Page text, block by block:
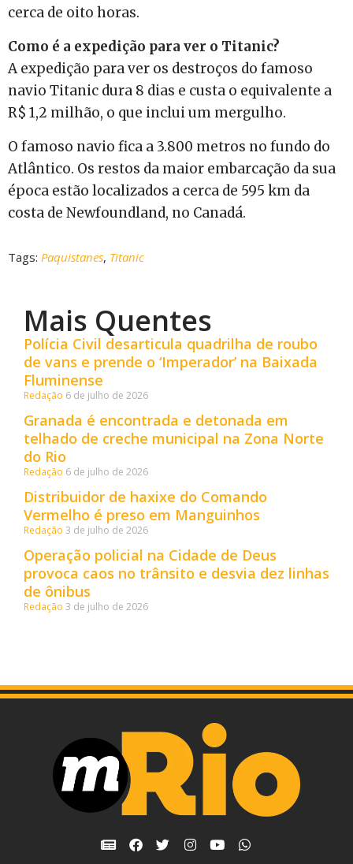
cerca de oito horas.
Como é a expedição para ver o Titanic?
A expedição para ver os destroços do famoso
navio Titanic dura 8 dias e custa o equivalente a
R$ 1,2 milhão, o que inclui um mergulho.
O famoso navio fica a 3.800 metros no fundo do
Atlântico. Os restos da maior embarcação da sua
época estão localizados a cerca de 595 km da
costa de Newfoundland, no Canadá.
Tags: Paquistanes, Titanic
Mais Quentes
Polícia Civil desarticula quadrilha de roubo
de vans e prende o ‘Imperador’ na Baixada
Fluminense
Redação 6 de julho de 2026
Granada é encontrada e detonada em
telhado de creche municipal na Zona Norte
do Rio
Redação 6 de julho de 2026
Distribuidor de haxixe do Comando
Vermelho é preso em Manguinhos
Redação 3 de julho de 2026
Operação policial na Cidade de Deus
provoca caos no trânsito e desvia dez linhas
de ônibus
Redação 3 de julho de 2026